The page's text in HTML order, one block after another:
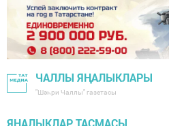
ЧАЛЛЫ ЯҢАЛЫКЛАРЫ
"Шәһри Чаллы" газетасы